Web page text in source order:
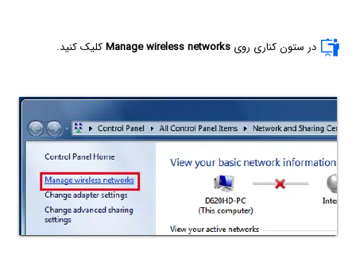
در ستون کناری روی Manage wireless networksکلیک کنید.